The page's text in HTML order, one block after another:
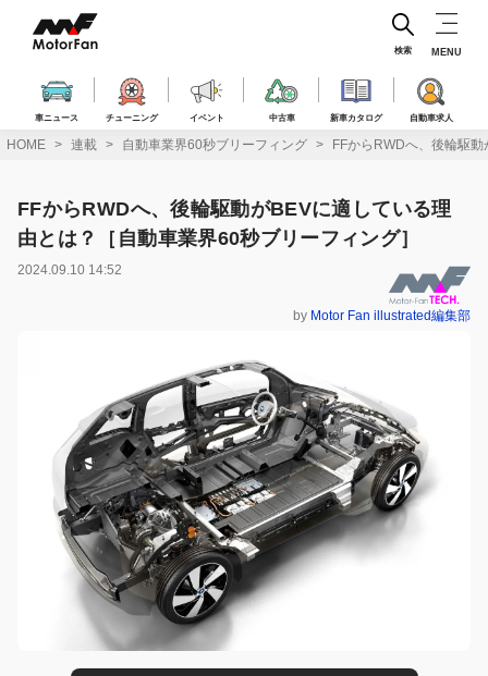
ス
車ニュース チューニング イベント 中古車 新車カタログ 自動車求人
検索 MENU
HOME 連載 自動車業界60秒ブリーフィング FFからRWDへ、後輪駆
FFからRWDへ、後輪駆動がBEVに適している理
由とは？［自動車業界60秒ブリーフィング］
2024.09.10 14:52
by Motor Fan illustrated編集部